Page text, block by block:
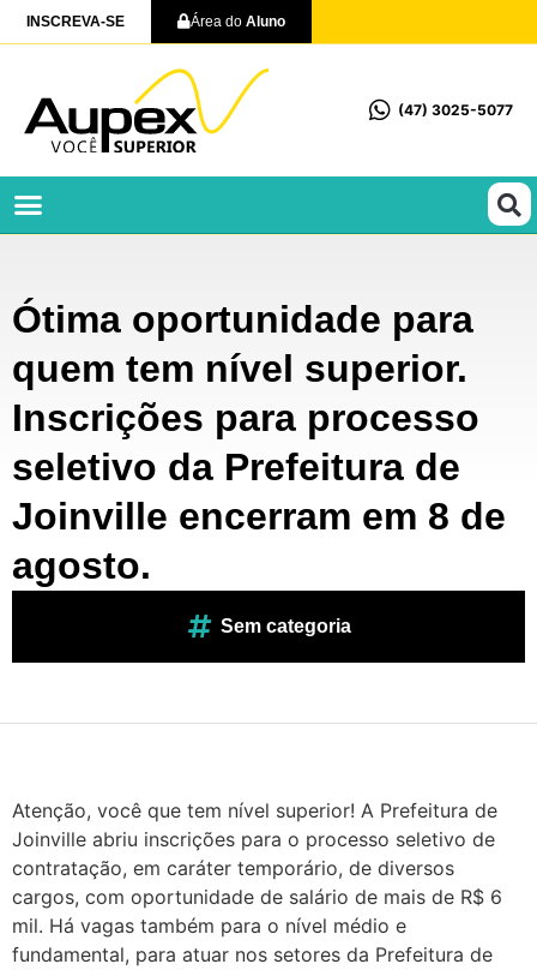
INSCREVA-SE Área do Aluno
(47) 3025-5077
Ótima oportunidade para
quem tem nível superior.
Inscrições para processo
seletivo da Prefeitura de
Joinville encerram em 8 de
agosto.
Sem categoria
Atenção, você que tem nível superior! A Prefeitura de
Joinville abriu inscrições para o processo seletivo de
contratação, em caráter temporário, de diversos
cargos, com oportunidade de salário de mais de R$ 6
mil. Há vagas também para o nível médio e
fundamental, para atuar nos setores da Prefeitura de